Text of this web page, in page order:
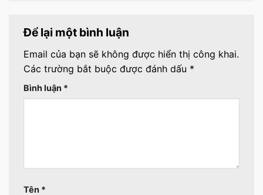
Để lại một bình luận
Email của bạn sẽ không được hiển thị công khai.
Các trường bắt buộc được đánh dấu *
Bình luận *
Tên *